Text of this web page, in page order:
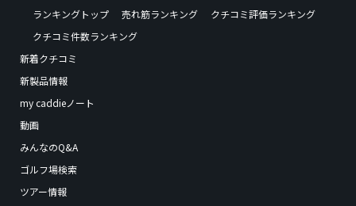
ランキングトップ
売れ筋ランキング
クチコミ評価ランキング
クチコミ件数ランキング
新着クチコミ
新製品情報
my caddieノート
動画
みんなのQ&A
ゴルフ場検索
ツアー情報